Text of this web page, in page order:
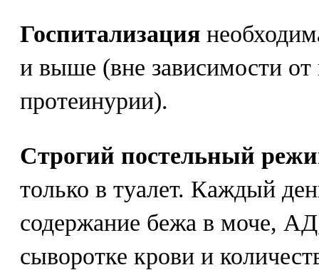
Госпитализация
и выше (вне зависимости от
протеинурии).
Строгий постельный
только в туалет. Каждый
содержание бежа в моче,
сыворотке крови и